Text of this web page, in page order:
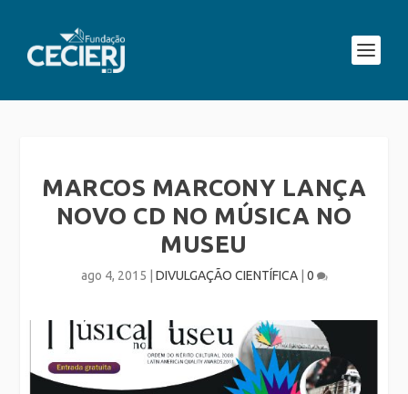
MARCOS MARCONY LANÇA
NOVO CD NO MÚSICA NO
MUSEU
ago 4, 2015 DIVULGAÇÃO CIENTÍFICA| 0